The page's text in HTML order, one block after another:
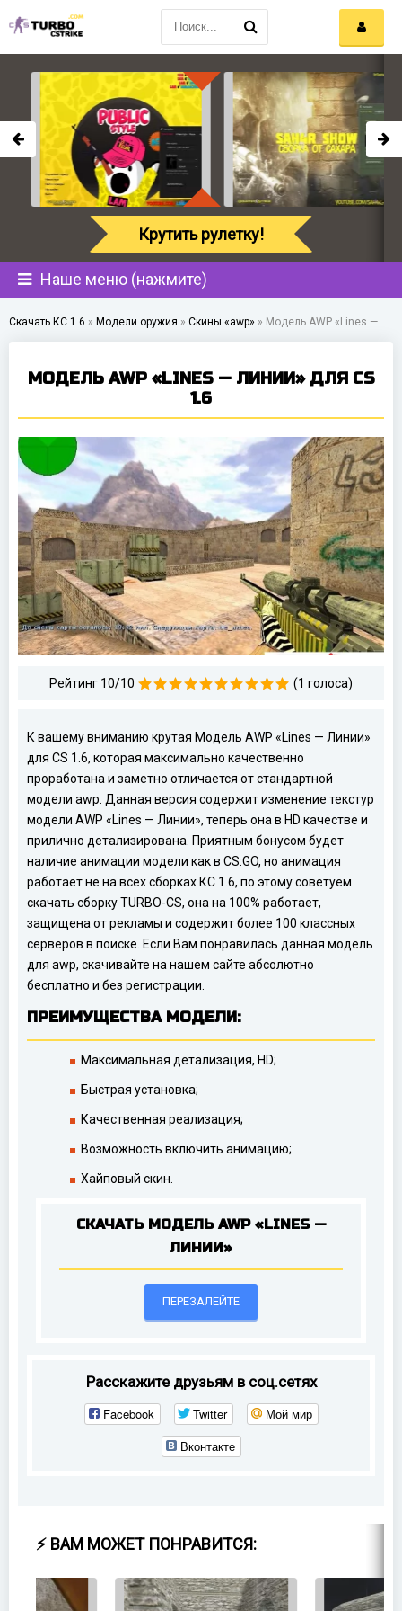
Наше меню (нажмите)
Скачать КС 1.6 » Модели оружия » Скины «awp» » Модель AWP «Lines — Линии» для CS 1.6
МОДЕЛЬ AWP «LINES — ЛИНИИ» ДЛЯ CS
1.6
Рейтинг 10/10 (1 голоса)
К вашему вниманию крутая Модель AWP «Lines — Линии»
для CS 1.6, которая максимально качественно
проработана и заметно отличается от стандартной
модели awp. Данная версия содержит изменение текстур
модели AWP «Lines — Линии», теперь она в HD качестве и
прилично детализирована. Приятным бонусом будет
наличие анимации модели как в CS:GO, но анимация
работает не на всех сборках КС 1.6, по этому советуем
скачать сборку TURBO-CS, она на 100% работает,
защищена от рекламы и содержит более 100 классных
серверов в поиске. Если Вам понравилась данная модель
для awp, скачивайте на нашем сайте абсолютно
бесплатно и без регистрации.
ПРЕИМУЩЕСТВА МОДЕЛИ:
Максимальная детализация, HD;
Быстрая установка;
Качественная реализация;
Возможность включить анимацию;
Хайповый скин.
СКАЧАТЬ МОДЕЛЬ AWP «LINES —
ЛИНИИ»
ПЕРЕЗАЛЕЙТЕ
Расскажите друзьям в соц.сетях
Facebook Twitter
Мой мир
Вконтакте
⚡ ВАМ МОЖЕТ ПОНРАВИТСЯ:
Крутить рулетку!